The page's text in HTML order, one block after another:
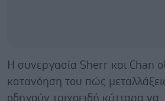
Η συνεργασία Sherr και Chan
κατανόηση του πώς
οδηγούν τριχοειδή κύτταρα να